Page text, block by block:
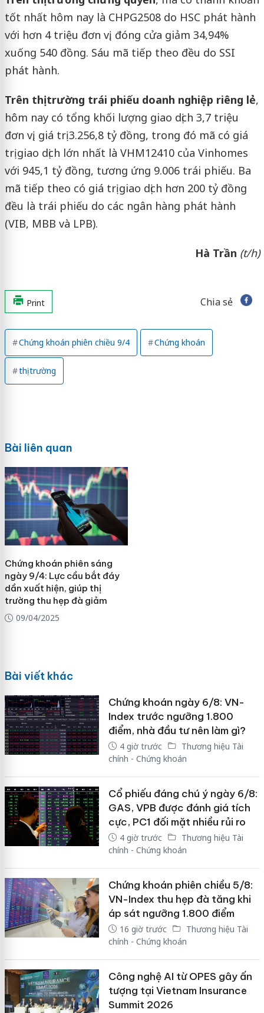
tốt nhất hôm nay là CHPG2508 do HSC phát hành
với hơn 4 triệu đơn vị, đóng cửa giảm 34,94%
xuống 540 đồng. Sáu mã tiếp theo đều do SSI
phát hành.
Trên thị trường trái phiếu doanh nghiệp riêng lẻ,
hôm nay có tổng khối lượng giao dịch 3,7 triệu
đơn vị, giá trị 3.256,8 tỷ đồng, trong đó mã có giá
trị giao dịch lớn nhất là VHM12410 của Vinhomes
với 945,1 tỷ đồng, tương ứng 9.006 trái phiếu. Ba
mã tiếp theo có giá trị giao dịch hơn 200 tỷ đồng
đều là trái phiếu do các ngân hàng phát hành
(VIB, MBB và LPB).
Hà Trần (t/h)
Print Chia sẻ
Chứng khoán phiên chiều 9/4 Chứng khoán
thị trường
Bài liên quan
Chứng khoán phiên sáng
ngày 9/4: Lực cầu bắt đáy
dần xuất hiện, giúp thị
trường thu hẹp đà giảm
09/04/2025
Bài viết khác
Chứng khoán ngày 6/8: VN-
Index trước ngưỡng 1.800
điểm, nhà đầu tư nên làm gì?
4 giờ trước
Thương hiệu Tài
chính - Chứng khoán
Cổ phiếu đáng chú ý ngày 6/8:
GAS, VPB được đánh giá tích
cực, PC1 đối mặt nhiều rủi ro
4 giờ trước
Thương hiệu Tài
chính - Chứng khoán
Chứng khoán phiên chiều 5/8:
VN-Index thu hẹp đà tăng khi
áp sát ngưỡng 1.800 điểm
16 giờ trước
Thương hiệu Tài
chính - Chứng khoán
Công nghệ AI từ OPES gây ấn
tượng tại Vietnam Insurance
Summit 2026